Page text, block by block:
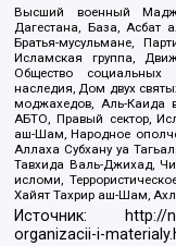
Высший военный
Дагестана, База, Асбат
Братья-мусульмане,
Исламская группа,
Общество социальных
наследия, Дом двух
моджахедов, Аль-Каида
АБТО, Правый сектор,
аш-Шам, Народное
Аллаха Субхану уа
Тавхида Валь-Джихад,
исломи,
Хайят Тахрир аш-Шам,
Источник:
http://
organizacii-i-